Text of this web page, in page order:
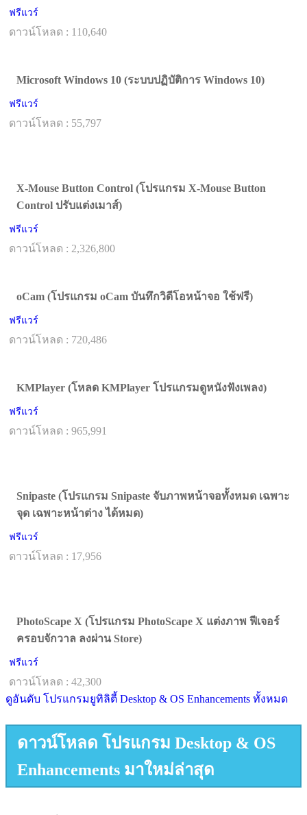
ฟรีแวร์
ดาวน์โหลด : 110,640
Microsoft Windows 10 (ระบบปฏิบัติการ Windows 10)
ฟรีแวร์
ดาวน์โหลด : 55,797
X-Mouse Button Control (โปรแกรม X-Mouse Button
Control ปรับแต่งเมาส์)
ฟรีแวร์
ดาวน์โหลด : 2,326,800
oCam (โปรแกรม oCam บันทึกวิดีโอหน้าจอ ใช้ฟรี)
ฟรีแวร์
ดาวน์โหลด : 720,486
KMPlayer (โหลด KMPlayer โปรแกรมดูหนังฟังเพลง)
ฟรีแวร์
ดาวน์โหลด : 965,991
Snipaste (โปรแกรม Snipaste จับภาพหน้าจอทั้งหมด เฉพาะ
จุด เฉพาะหน้าต่าง ได้หมด)
ฟรีแวร์
ดาวน์โหลด : 17,956
PhotoScape X (โปรแกรม PhotoScape X แต่งภาพ ฟีเจอร์
ครอบจักวาล ลงผ่าน Store)
ฟรีแวร์
ดาวน์โหลด : 42,300
ดูอันดับ โปรแกรมยูทิลิตี้ Desktop & OS Enhancements ทั้งหมด
ดาวน์โหลด โปรแกรม Desktop & OS
Enhancements มาใหม่ล่าสุด